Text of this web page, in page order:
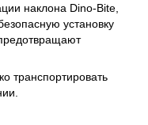
наклона Dino-Bite,
установку
транспортировать